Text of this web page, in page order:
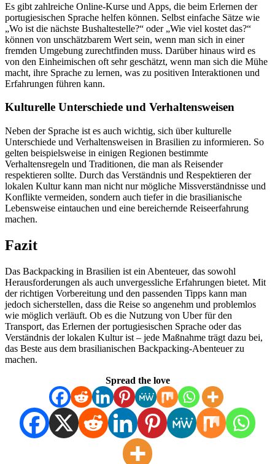
Es gibt zahlreiche Online-Kurse und Apps, die beim Erlernen der
portugiesischen Sprache helfen können. Selbst einfache Sätze wie
„Wo ist die nächste Bushaltestelle?“ oder „Wie viel kostet das?“
können von unschätzbarem Wert sein, wenn man sich in einer
fremden Umgebung zurechtfinden muss. Darüber hinaus wird es
von den Einheimischen oft sehr geschätzt, wenn man sich die Mühe
macht, ihre Sprache zu lernen, was zu positiven Interaktionen und
Erfahrungen führen kann.
Kulturelle Unterschiede und Verhaltensweisen
Neben der Sprache ist es auch wichtig, sich über kulturelle
Unterschiede und Verhaltensweisen in Brasilien zu informieren. So
gelten beispielsweise in einigen Regionen bestimmte
Verhaltensregeln und Traditionen, die man als Reisender
respektieren sollte. Durch das Verständnis und Respektieren der
lokalen Kultur kann man nicht nur mögliche Missverständnisse und
Konflikte vermeiden, sondern auch tiefer in die brasilianische
Lebensweise eintauchen und eine bereichernde Reiseerfahrung
machen.
Fazit
Das Backpacking in Brasilien ist ein Abenteuer, das sowohl
Herausforderungen als auch unvergessliche Erfahrungen bietet. Mit
der richtigen Vorbereitung und den passenden Tipps kann man
jedoch sicherstellen, dass die Reise so angenehm und problemlos
wie möglich verläuft. Ob es die Nutzung von Uber für den
Transport, das Erlernen der portugiesischen Sprache oder das
Verständnis der lokalen Kultur ist – jede Maßnahme trägt dazu bei,
das Beste aus dem brasilianischen Backpacking-Abenteuer zu
machen.
Spread the love